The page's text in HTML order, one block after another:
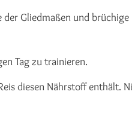
Gliedmaßen und brüchige
Tag zu trainieren.
diesen Nährstoff enthält.